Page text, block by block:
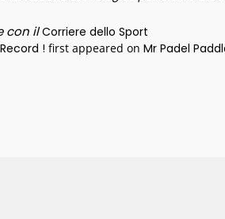
con ilCorriere dello Sport
! first appeared on Mr Padel